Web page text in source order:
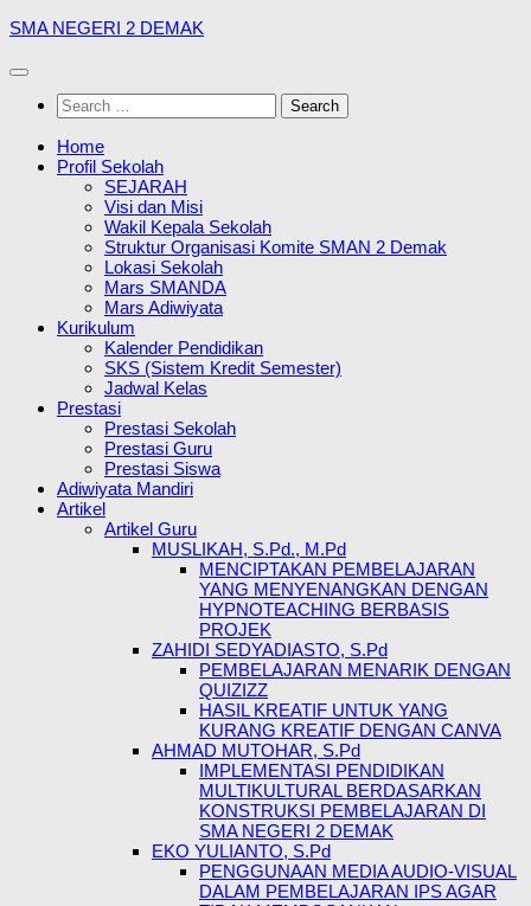
Skip
content
SMA NEGERI 2 DEMAK
Search
for:
Home
Profil Sekolah
SEJARAH
Visi dan Misi
Wakil Kepala Sekolah
Struktur Organisasi Komite SMAN 2 Demak
Lokasi Sekolah
Mars SMANDA
Mars Adiwiyata
Kurikulum
Kalender Pendidikan
SKS (Sistem Kredit Semester)
Jadwal Kelas
Prestasi
Prestasi Sekolah
Prestasi Guru
Prestasi Siswa
Adiwiyata Mandiri
Artikel
Artikel Guru
MUSLIKAH, S.Pd., M.Pd
MENCIPTAKAN PEMBELAJARAN
YANG MENYENANGKAN DENGAN
HYPNOTEACHING BERBASIS
PROJEK
ZAHIDI SEDYADIASTO, S.Pd
PEMBELAJARAN MENARIK DENGAN
QUIZIZZ
HASIL KREATIF UNTUK YANG
KURANG KREATIF DENGAN CANVA
AHMAD MUTOHAR, S.Pd
IMPLEMENTASI PENDIDIKAN
MULTIKULTURAL BERDASARKAN
KONSTRUKSI PEMBELAJARAN DI
SMA NEGERI 2 DEMAK
EKO YULIANTO, S.Pd
PENGGUNAAN MEDIA AUDIO-VISUAL
DALAM PEMBELAJARAN IPS AGAR